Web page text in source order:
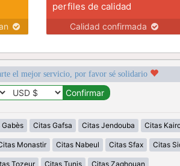
perfiles de calidad
Calidad confirmada
el mejor servicio, por favor sé solidario
Citas Gafsa Citas Jendouba Citas
Monastir Citas Nabeul Citas Sfax Citas
Tozeur Citas Tunis Citas Zaghouan